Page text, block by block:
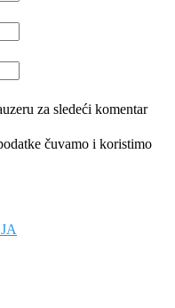
za sledeći komentar
čuvamo i koristimo